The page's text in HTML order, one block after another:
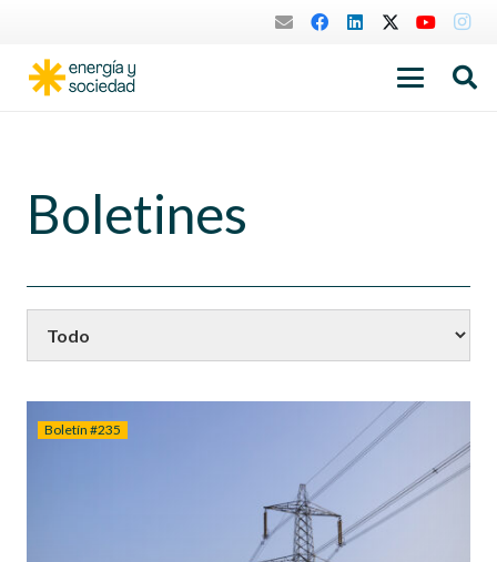
Boletines
Boletín #235